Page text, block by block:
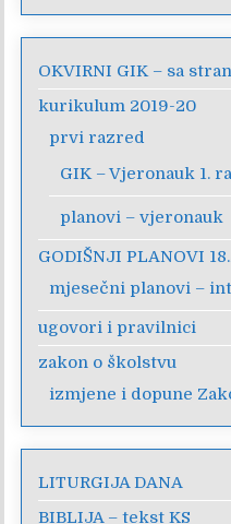
OKVIRNI GIK – sa
kurikulum 2019-20
prvi razred
GIK – Vjeronauk 1.
planovi – vjeronauk
GODIŠNJI PLANOVI
mjesečni planovi –
ugovori i pravilnici
zakon o školstvu
izmjene i dopune
LITURGIJA DANA
BIBLIJA – tekst KS